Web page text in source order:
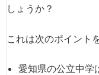
しょうか？
これは次のポイント
愛知県の公立中学